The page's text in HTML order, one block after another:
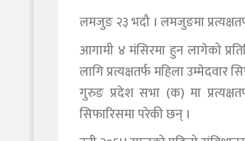
लमजुङ २३ भदौ । लमजुङमा
आगामी ४ मंसिरमा हुन लागेको
लागि प्रत्यक्षतर्फ महिला
गुरुङ प्रदेश सभा (क) मा
सिफारिसमा परेकी छन् ।